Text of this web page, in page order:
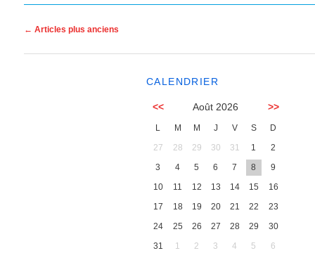
Navigation des articles
← Articles plus anciens
CALENDRIER
<< Août 2026 >>
L M M J V S
D
27
28 29 30 31 1
2
3
4 5 6 7 8
9
10
11 12 13 14 15
16
17
18 19 20 21 22
23
24
25 26 27 28 29
30
31
1 2 3 4 5 6